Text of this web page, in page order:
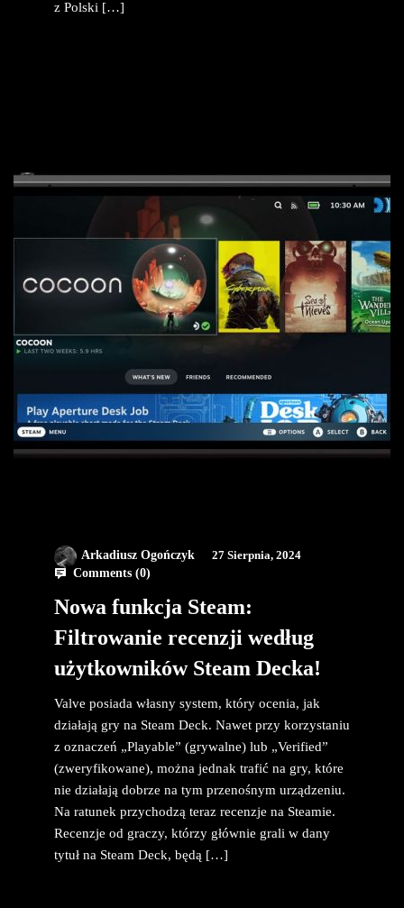
z Polski […]
Arkadiusz Ogończyk
27 Sierpnia, 2024
Comments (0)
Nowa funkcja Steam:
Filtrowanie recenzji według
użytkowników Steam Decka!
Valve posiada własny system, który ocenia, jak
działają gry na Steam Deck. Nawet przy korzystaniu
z oznaczeń „Playable” (grywalne) lub „Verified”
(zweryfikowane), można jednak trafić na gry, które
nie działają dobrze na tym przenośnym urządzeniu.
Na ratunek przychodzą teraz recenzje na Steamie.
Recenzje od graczy, którzy głównie grali w dany
tytuł na Steam Deck, będą […]